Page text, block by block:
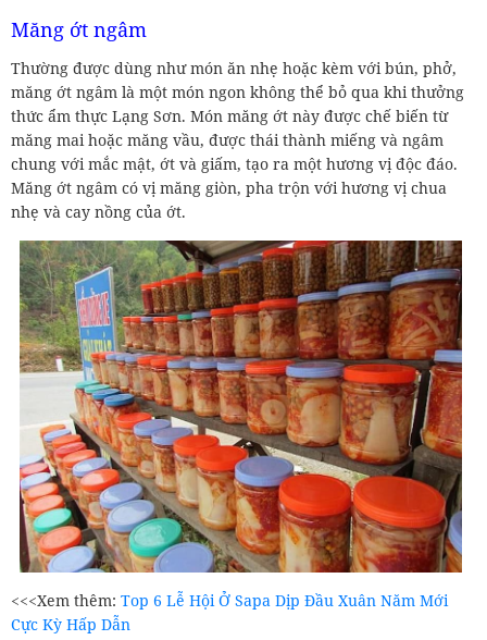
Măng ớt ngâm
Thường được dùng như món ăn nhẹ hoặc kèm với bún, phở,
măng ớt ngâm là một món ngon không thể bỏ qua khi thưởng
thức ẩm thực Lạng Sơn. Món măng ớt này được chế biến từ
măng mai hoặc măng vầu, được thái thành miếng và ngâm
chung với mắc mật, ớt và giấm, tạo ra một hương vị độc đáo.
Măng ớt ngâm có vị măng giòn, pha trộn với hương vị chua
nhẹ và cay nồng của ớt.
<<<Xem thêm: Top 6 Lễ Hội Ở Sapa Dịp Đầu Xuân Năm Mới
Cực Kỳ Hấp Dẫn